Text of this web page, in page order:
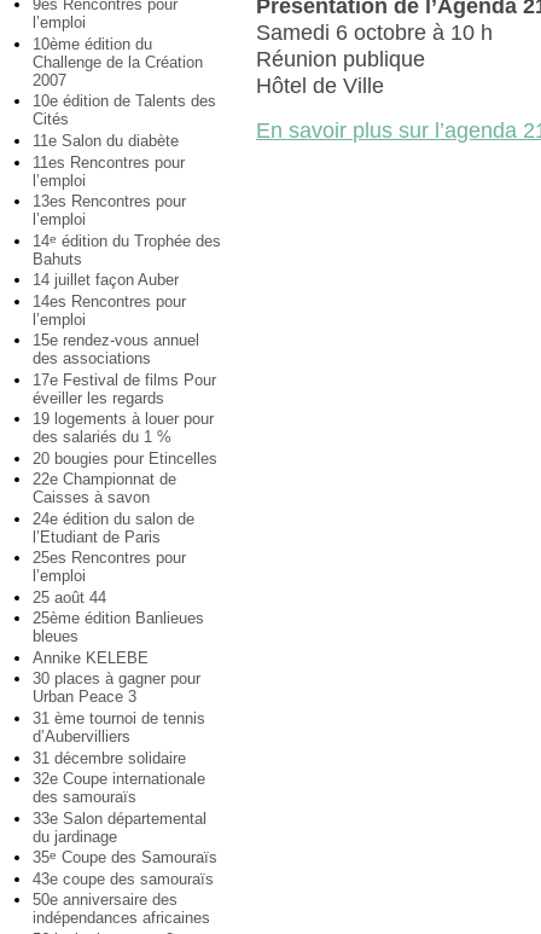
9es Rencontres pour
l’emploi
10ème édition du
Challenge de la Création
2007
10e édition de Talents des
Cités
11e Salon du diabète
11es Rencontres pour
l’emploi
13es Rencontres pour
l’emploi
14e édition du Trophée des
Bahuts
14 juillet façon Auber
14es Rencontres pour
l’emploi
15e rendez-vous annuel
des associations
17e Festival de films Pour
éveiller les regards
19 logements à louer pour
des salariés du 1 %
20 bougies pour Etincelles
22e Championnat de
Caisses à savon
24e édition du salon de
l’Etudiant de Paris
25es Rencontres pour
l’emploi
25 août 44
25ème édition Banlieues
bleues
Annike KELEBE
30 places à gagner pour
Urban Peace 3
31 ème tournoi de tennis
d’Aubervilliers
31 décembre solidaire
32e Coupe internationale
des samouraïs
33e Salon départemental
du jardinage
35e Coupe des Samouraïs
43e coupe des samouraïs
50e anniversaire des
indépendances africaines
Présentation de l’Agenda
Samedi 6 octobre à 10 h
Réunion publique
Hôtel de Ville
En savoir plus sur l’agenda